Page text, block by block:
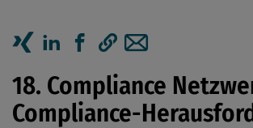
Seiteninhalt
Artikel auf Xing teilen
Artikel auf linkedIn
Artikel auf
Artikellink
18. Compliance
Compliance-